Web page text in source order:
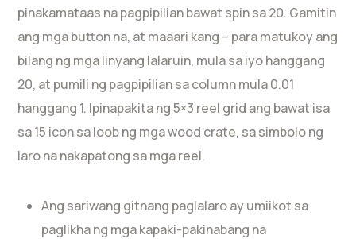
pinakamataas na pagpipilian bawat spin sa 20. Gamitin
ang mga button na, at maaari kang – para matukoy ang
bilang ng mga linyang lalaruin, mula sa iyo hanggang
20, at pumili ng pagpipilian sa column mula 0.01
hanggang 1. Ipinapakita ng 5×3 reel grid ang bawat isa
sa 15 icon sa loob ng mga wood crate, sa simbolo ng
laro na nakapatong sa mga reel.
Ang sariwang gitnang paglalaro ay umiikot sa
paglikha ng mga kapaki-pakinabang na